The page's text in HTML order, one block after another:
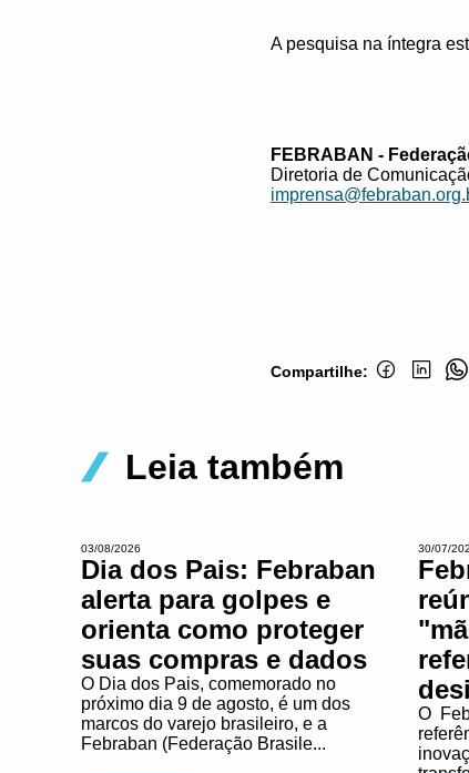
A pesquisa na íntegra
FEBRABAN -
Diretoria de
Compartilhe:
Leia também
03/08/2026
Dia dos Pais: Febraban
alerta para golpes e
orienta como proteger
suas compras e dados
O Dia dos Pais, comemorado no
próximo dia 9 de agosto, é um dos
marcos do varejo brasileiro, e a
Febraban (Federação Brasile...
30/07/
O